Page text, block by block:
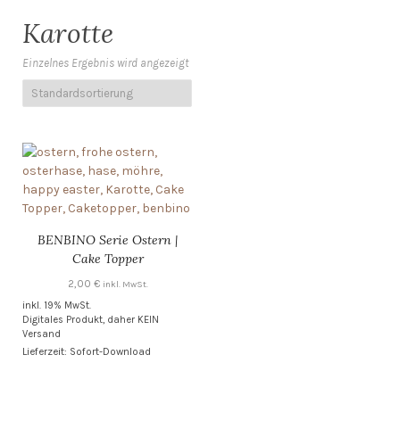
Karotte
Einzelnes Ergebnis wird angezeigt
BENBINO Serie Ostern |
Cake Topper
2,00 € inkl. MwSt.
inkl. 19% MwSt.
Digitales Produkt, daher KEIN
Versand
Lieferzeit: Sofort-Download